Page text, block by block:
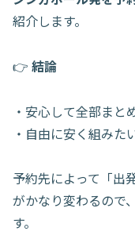
紹介します。
👉 結論
・安心して全部ま
・自由に安く組み
予約先によって「出
がかなり変わるので
す。